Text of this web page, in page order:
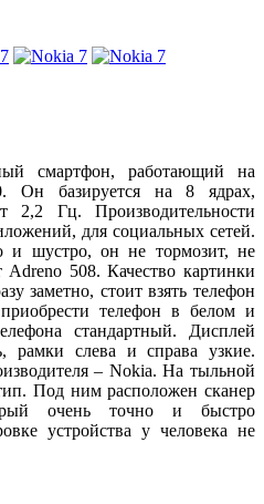
смартфон, работающий на
Он базируется на 8 ядрах,
2,2 Гц. Производительности
для социальных сетей.
и шустро, он не тормозит, не
Adreno 508. Качество картинки
заметно, стоит взять телефон
телефон в белом и
стандартный. Дисплей
рамки слева и справа узкие.
– Nokia. На тыльной
Под ним расположен сканер
очень точно и быстро
устройства у человека не